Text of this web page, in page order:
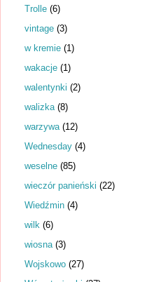
Trolle (6)
vintage (3)
w kremie (1)
wakacje (1)
walentynki (2)
walizka (8)
warzywa (12)
Wednesday (4)
weselne (85)
wieczór panieński (22)
Wiedźmin (4)
wilk (6)
wiosna (3)
Wojskowo (27)